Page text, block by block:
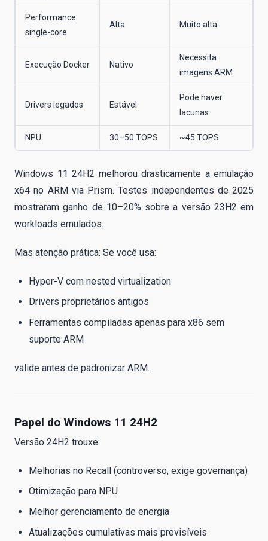
Performance
single-core
Alta Muito alta
Execução Docker Nativo
Necessita
imagens ARM
Drivers legados Estável
Pode haver
lacunas
NPU 30–50 TOPS ~45 TOPS
Windows 11 24H2 melhorou drasticamente a emulação
x64 no ARM via Prism. Testes independentes de 2025
mostraram ganho de 10–20% sobre a versão 23H2 em
workloads emulados.
Mas atenção prática: Se você usa:
Hyper-V com nested virtualization
Drivers proprietários antigos
Ferramentas compiladas apenas para x86 sem
suporte ARM
valide antes de padronizar ARM.
Papel do Windows 11 24H2
Versão 24H2 trouxe:
Melhorias no Recall (controverso, exige governança)
Otimização para NPU
Melhor gerenciamento de energia
Atualizações cumulativas mais previsíveis